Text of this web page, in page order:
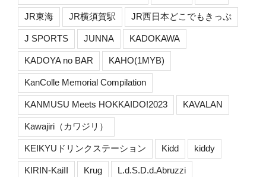
JR東海 JR横須賀駅 JR西日本どこでもきっぷ
J SPORTS JUNNA KADOKAWA
KADOYA no BAR KAHO(1MYB)
KanColle Memorial Compilation
KANMUSU Meets HOKKAIDO!2023 KAVALAN
Kawajiri（カワジリ）
KEIKYUドリンクステーション Kidd kiddy
KIRIN-KaiII Krug L.d.S.D.d.Abruzzi